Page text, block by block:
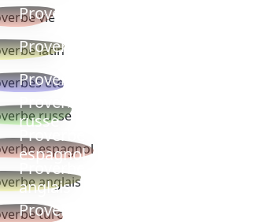
Proverbe vie
Proverbe latin
Proverbes ete
Proverbe
russe
Proverbe
espagnol
Proverbe
anglais
Proverbe turc